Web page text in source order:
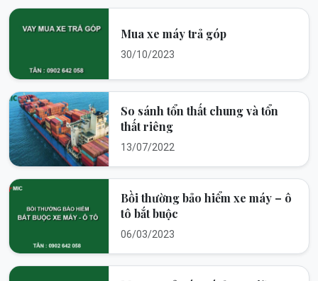
Mua xe máy trả góp
30/10/2023
So sánh tổn thất chung và tổn
thất riêng
13/07/2022
Bồi thường bảo hiểm xe máy – ô
tô bắt buộc
06/03/2023